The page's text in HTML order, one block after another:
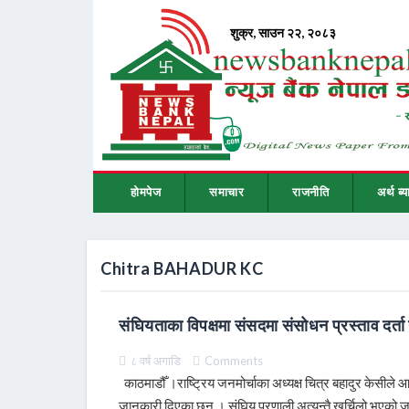
होमपेज समाचार राजनीति अर्थ
Chitra BAHADUR KC
संघियताका विपक्षमा संसदमा संसोधन प्रस्ताव
८ वर्ष अगाडि Comments
काठमाडौँ ।राष्ट्रिय जनमोर्चाका अध्यक्ष चित्र बहादुर केसीले
जानकारी दिएका छन् । संघिय प्रणाली अत्यन्तै खर्चिलो भएको